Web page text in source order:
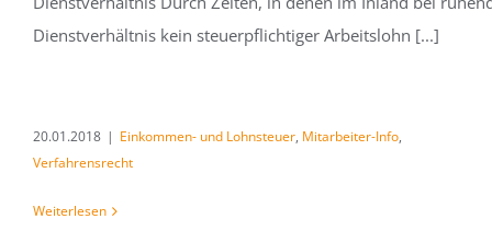
Dienstverhältnis kein steuerpflichtiger Arbeitslohn [...]
20.01.2018 | Einkommen- und Lohnsteuer, Mitarbeiter-Info,
Verfahrensrecht
Weiterlesen